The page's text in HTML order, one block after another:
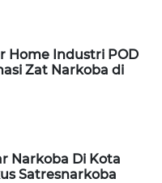
Home Industri POD
Zat Narkoba di
Narkoba Di Kota
Satresnarkoba